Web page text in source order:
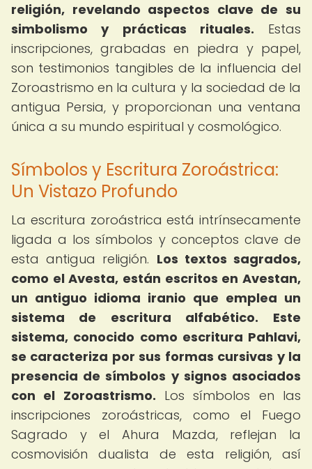
religión, revelando aspectos clave de su
simbolismo y prácticas rituales. Estas
inscripciones, grabadas en piedra y papel,
son testimonios tangibles de la influencia del
Zoroastrismo en la cultura y la sociedad de la
antigua Persia, y proporcionan una ventana
única a su mundo espiritual y cosmológico.
Símbolos y Escritura Zoroástrica:
Un Vistazo Profundo
La escritura zoroástrica está intrínsecamente
ligada a los símbolos y conceptos clave de
esta antigua religión. Los textos sagrados,
como el Avesta, están escritos en Avestan,
un antiguo idioma iranio que emplea un
sistema de escritura alfabético.
Este
sistema, conocido como escritura Pahlavi,
se caracteriza por sus formas cursivas y la
presencia de símbolos y signos asociados
con el Zoroastrismo. Los símbolos en las
inscripciones zoroástricas, como el Fuego
Sagrado y el Ahura Mazda, reflejan la
cosmovisión dualista de esta religión, así